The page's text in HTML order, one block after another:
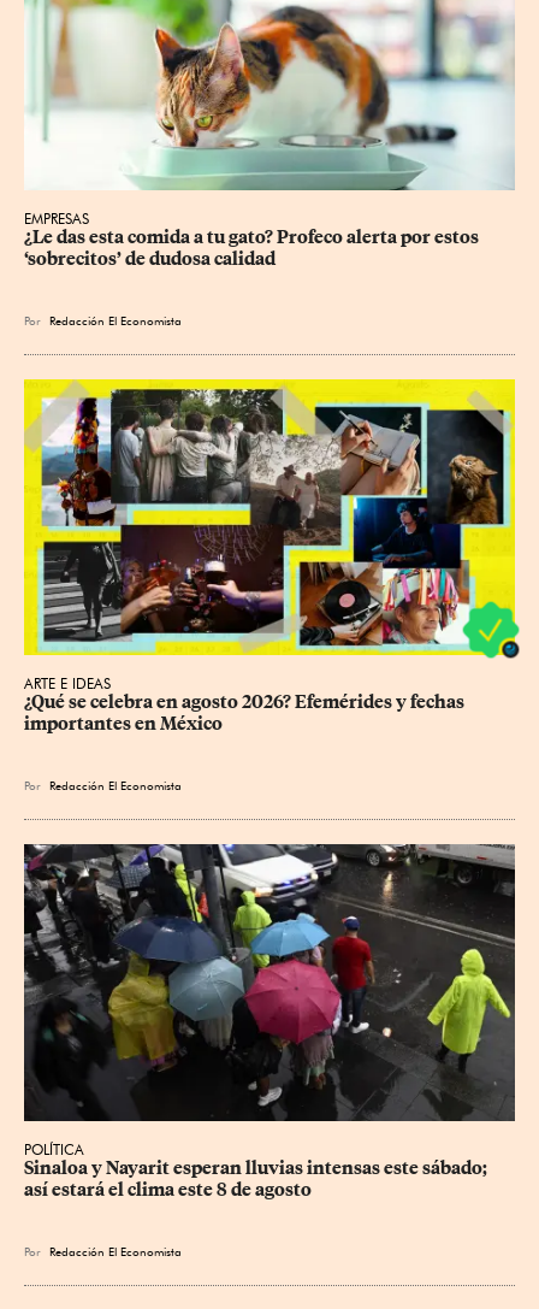
EMPRESAS
¿Le das esta comida a tu gato? Profeco alerta por estos
‘sobrecitos’ de dudosa calidad
Por Redacción El Economista
ARTE E IDEAS
¿Qué se celebra en agosto 2026? Efemérides y fechas
importantes en México
Por Redacción El Economista
POLÍTICA
Sinaloa y Nayarit esperan lluvias intensas este sábado;
así estará el clima este 8 de agosto
Por Redacción El Economista